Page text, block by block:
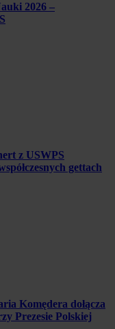
2026 –
z USWPS
gettach
Komędera dołącza
Prezesie Polskiej